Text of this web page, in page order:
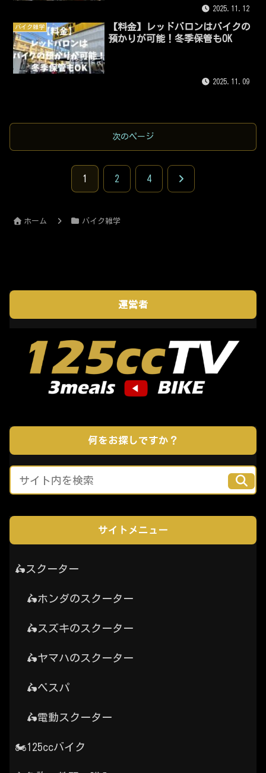
2025.11.12
バイク雑学
【料金】レッドバロンはバイクの
預かりが可能！冬季保管もOK
2025.11.09
次のページ
1 2 4 次
ホーム バイク雑学
運営者
何をお探しですか？
サイトメニュー
🛵スクーター
🛵ホンダのスクーター
🛵スズキのスクーター
🛵ヤマハのスクーター
🛵ベスパ
🛵電動スクーター
🏍️125ccバイク